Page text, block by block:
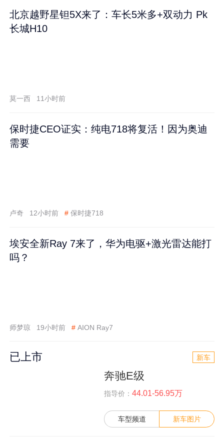
北京越野星钽5X来了：车长5米多+双动力 Pk
长城H10
莫一西 11小时前
保时捷CEO证实：纯电718将复活！因为奥迪
需要
卢奇 12小时前 # 保时捷718
埃安全新Ray 7来了，华为电驱+激光雷达能打
吗？
师梦琼 19小时前 # AION Ray7
已上市 新车
奔驰E级
指导价： 44.01-56.95万
车型频道 新车图片